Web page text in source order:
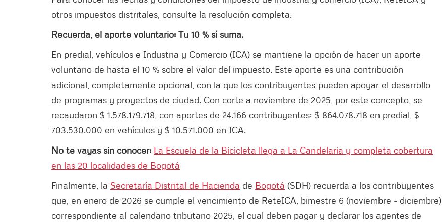
otros impuestos distritales, consulte la resolución completa.
Recuerda, el aporte voluntario: Tu 10 % sí suma.
En predial, vehículos e Industria y Comercio (ICA) se mantiene la opción de hacer un aporte
voluntario de hasta el 10 % sobre el valor del impuesto. Este aporte es una contribución
adicional, completamente opcional, con la que los contribuyentes pueden apoyar el desarrollo
de programas y proyectos de ciudad. Con corte a noviembre de 2025, por este concepto, se
recaudaron $ 1.578.179.718, con aportes de 24.166 contribuyentes: $ 864.078.718 en predial, $
703.530.000 en vehículos y $ 10.571.000 en ICA.
No te vayas sin conocer: La Escuela de la Bicicleta llega a La Candelaria y completa cobertura
en las 20 localidades de Bogotá
Finalmente, la Secretaría Distrital de Hacienda de Bogotá (SDH) recuerda a los contribuyentes
que, en enero de 2026 se cumple el vencimiento de ReteICA, bimestre 6 (noviembre - diciembre)
correspondiente al calendario tributario 2025, el cual deben pagar y declarar los agentes de